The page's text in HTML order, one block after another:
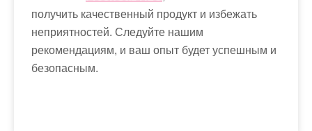
получить качественный продукт и избежать
неприятностей. Следуйте нашим
рекомендациям, и ваш опыт будет успешным и
безопасным.